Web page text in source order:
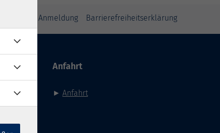
zur Anmeldung Barrierefreiheitserklärung
Anfahrt
► Anfahrt